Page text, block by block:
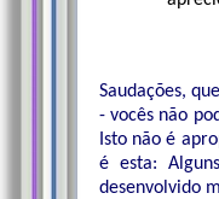
Saudações,
- vocês não
Isto não é
é esta:
desenvolvido